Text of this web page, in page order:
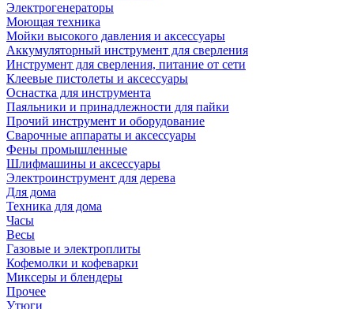
Электрогенераторы
Моющая техника
Мойки высокого давления и аксессуары
Аккумуляторный инструмент для сверления
Инструмент для сверления, питание от сети
Клеевые пистолеты и аксессуары
Оснастка для инструмента
Паяльники и принадлежности для пайки
Прочий инструмент и оборудование
Сварочные аппараты и аксессуары
Фены промышленные
Шлифмашины и аксессуары
Электроинструмент для дерева
Для дома
Техника для дома
Часы
Весы
Газовые и электроплиты
Кофемолки и кофеварки
Миксеры и блендеры
Прочее
Утюги